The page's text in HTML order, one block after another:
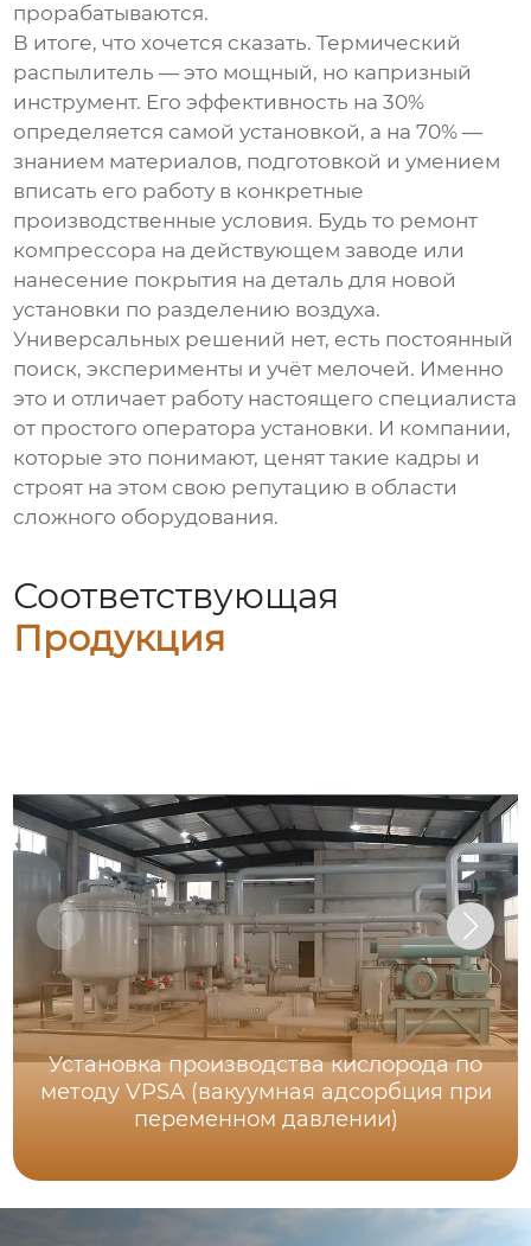
прорабатываются.
В итоге, что хочется сказать.Термический
распылитель — это мощный, но капризный
инструмент. Его эффективность на 30%
определяется самой установкой, а на 70% —
знанием материалов, подготовкой и умением
вписать его работу в конкретные
производственные условия. Будь то ремонт
компрессора на действующем заводе или
нанесение покрытия на деталь для новой
установки по разделению воздуха.
Универсальных решений нет, есть постоянный
поиск, эксперименты и учёт мелочей. Именно
это и отличает работу настоящего специалиста
от простого оператора установки. И компании,
которые это понимают, ценят такие кадры и
строят на этом свою репутацию в области
сложного оборудования.
Соответствующая
Продукция
Установка производства кислорода по
методу VPSA (вакуумная адсорбция при
переменном давлении)